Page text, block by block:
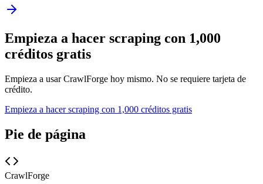
Empieza a hacer scraping con 1,000
créditos gratis
Empieza a usar CrawlForge hoy mismo. No se requiere tarjeta de
crédito.
Empieza a hacer scraping con 1,000 créditos gratis
Pie de página
CrawlForge